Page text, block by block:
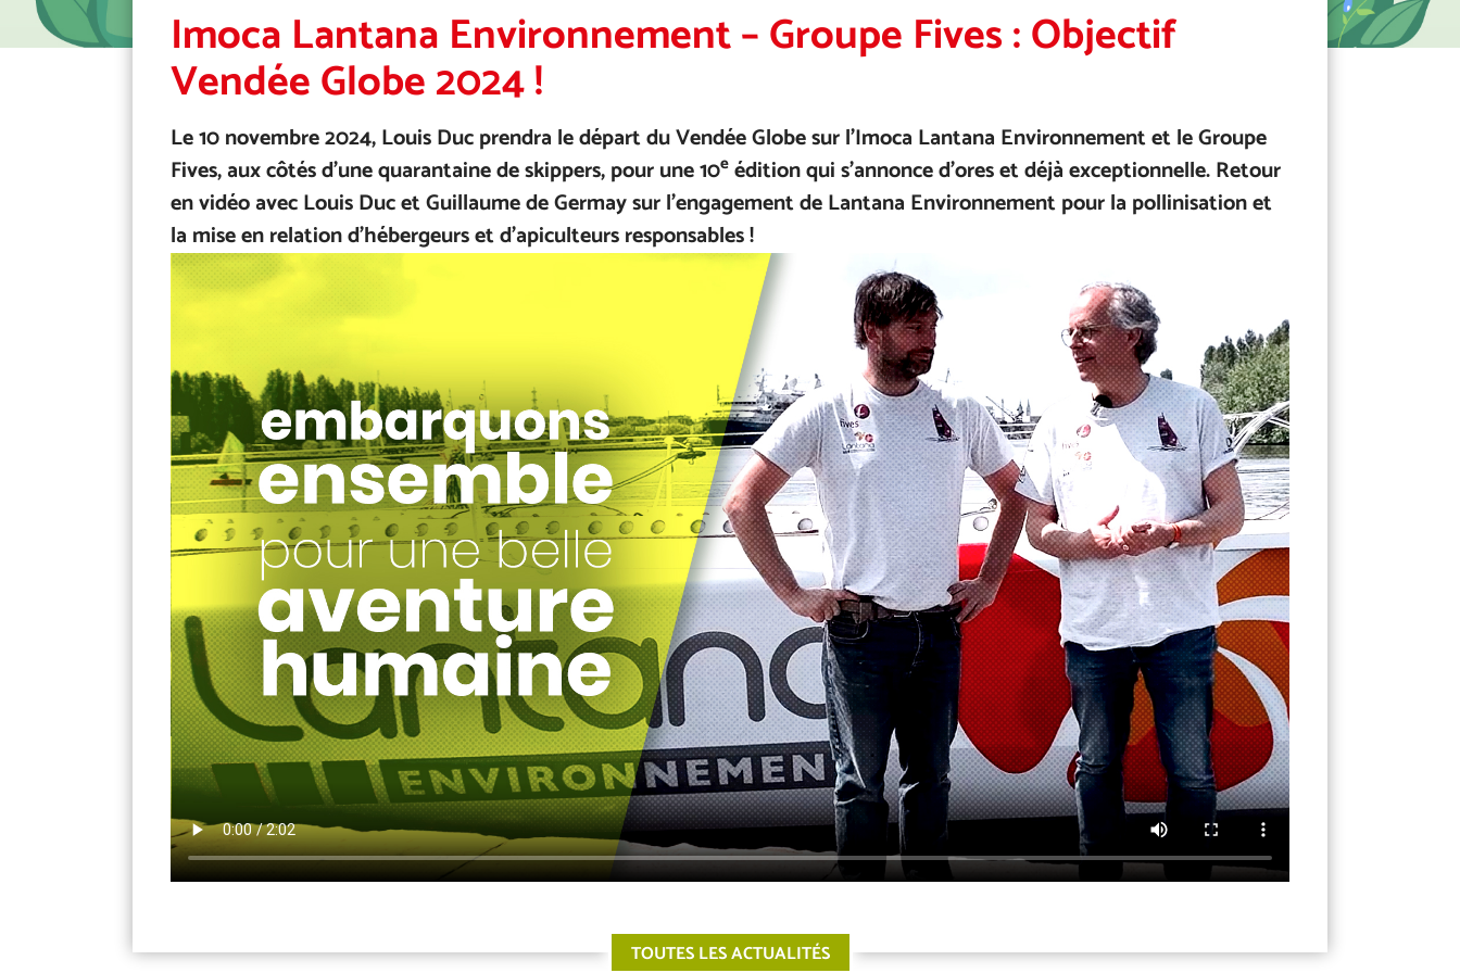
Imoca Lantana Environnement – Groupe Fives : Objectif
Vendée Globe 2024 !
Le 10 novembre 2024, Louis Duc prendra le départ du Vendée Globe sur l’Imoca Lantana Environnement et le Groupe
Fives, aux côtés d’une quarantaine de skippers, pour une 10e édition qui s’annonce d’ores et déjà exceptionnelle. Retour
en vidéo avec Louis Duc et Guillaume de Germay sur l’engagement de Lantana Environnement pour la pollinisation et
la mise en relation d’hébergeurs et d’apiculteurs responsables !
TOUTES LES ACTUALITÉS